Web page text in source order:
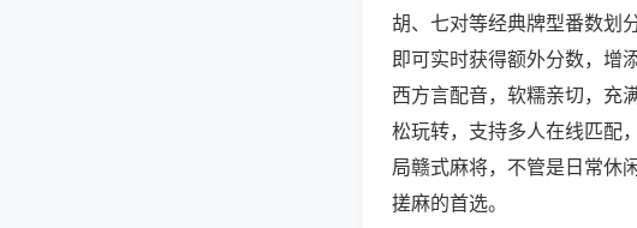
胡、七对等经典牌型番数划
即可实时获得额外分数，增
西方言配音，软糯亲切，充
松玩转，支持多人在线匹配
局赣式麻将，不管是日常休
搓麻的首选。